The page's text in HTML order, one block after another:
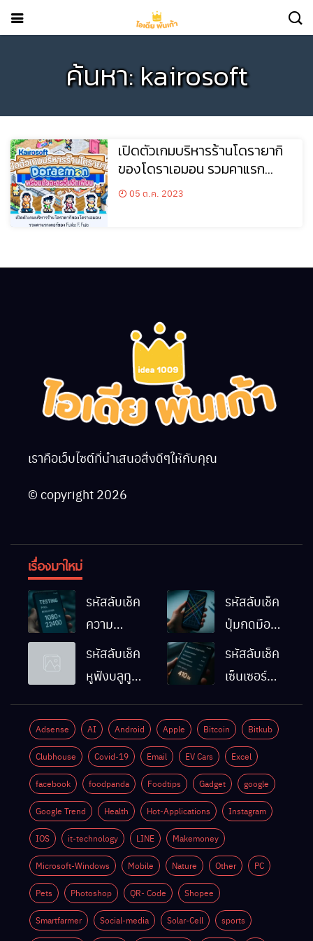
ค้นหา: kairosoft
เปิดตัวเกมบริหารร้านโดรายากิ
ของโดราเอมอน รวมคาแรก
เตอร์ของ Fujiko F. Fujio
05 ต.ค. 2023
เราคือเว็บไซต์ที่นำเสนอสิ่งดีๆให้กับคุณ
© copyright 2026
เรื่องมาใหม่
รหัสลับเช็ค
ความ
ละเอียดหน้า
จอมือถือ
รหัสลับเช็ค
ปุ่มกดมือถือ
Android
ทำงานปกติ
รหัสลับเช็ค
หูฟังบลูทูธ
Android
ด้วยตัวเอง
รหัสลับเช็ค
เซ็นเซอร์
Android
ทำงานปกติ
ไหม
Adsense AI Android Apple Bitcoin Bitkub
Clubhouse Covid-19 Email EV Cars Excel
facebook foodpanda Foodtips Gadget google
Google Trend Health Hot-Applications Instagram
IOS it-technology LINE Makemoney
Microsoft-Windows Mobile Nature Other PC
Pets Photoshop QR- Code Shopee
Smartfarmer Social-media Solar-Cell sports